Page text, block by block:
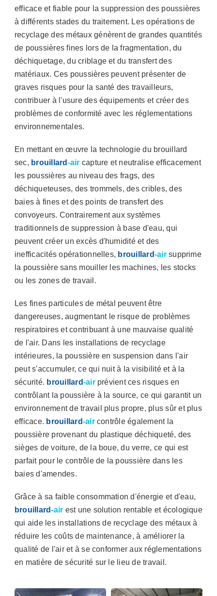
efficace et fiable pour la suppression des poussières
à différents stades du traitement. Les opérations de
recyclage des métaux génèrent de grandes quantités
de poussières fines lors de la fragmentation, du
déchiquetage, du criblage et du transfert des
matériaux. Ces poussières peuvent présenter de
graves risques pour la santé des travailleurs,
contribuer à l'usure des équipements et créer des
problèmes de conformité avec les réglementations
environnementales.
En mettant en œuvre la technologie du brouillard
sec, brouillard -air capture et neutralise efficacement
les poussières au niveau des frags, des
déchiqueteuses, des trommels, des cribles, des
baies à fines et des points de transfert des
convoyeurs. Contrairement aux systèmes
traditionnels de suppression à base d'eau, qui
peuvent créer un excès d'humidité et des
inefficacités opérationnelles, brouillard-airsupprime
la poussière sans mouiller les machines, les stocks
ou les zones de travail.
Les fines particules de métal peuvent être
dangereuses, augmentant le risque de problèmes
respiratoires et contribuant à une mauvaise qualité
de l'air. Dans les installations de recyclage
intérieures, la poussière en suspension dans l'air
peut s'accumuler, ce qui nuit à la visibilité et à la
sécurité. brouillard-airprévient ces risques en
contrôlant la poussière à la source, ce qui garantit un
environnement de travail plus propre, plus sûr et plus
efficace. brouillard-aircontrôle également la
poussière provenant du plastique déchiqueté, des
sièges de voiture, de la boue, du verre, ce qui est
parfait pour le contrôle de la poussière dans les
baies d'amendes.
Grâce à sa faible consommation d'énergie et d'eau,
brouillard-air est une solution rentable et écologique
qui aide les installations de recyclage des métaux à
réduire les coûts de maintenance, à améliorer la
qualité de l'air et à se conformer aux réglementations
en matière de sécurité sur le lieu de travail.